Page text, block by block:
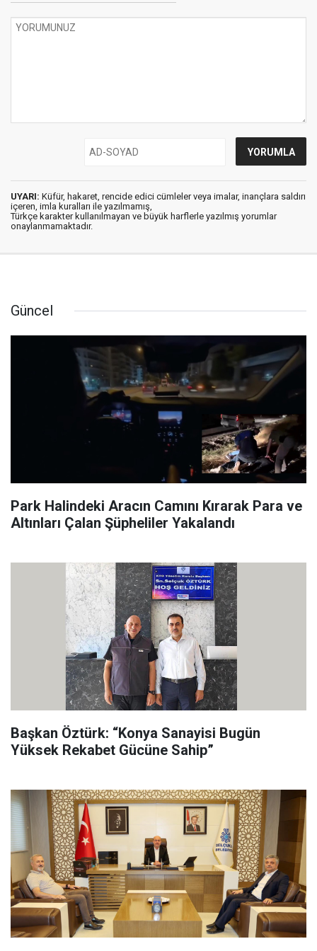
UYARI: Küfür, hakaret, rencide edici cümleler veya imalar, inançlara saldırı
içeren, imla kuralları ile yazılmamış,
Türkçe karakter kullanılmayan ve büyük harflerle yazılmış yorumlar
onaylanmamaktadır.
Güncel
Park Halindeki Aracın Camını Kırarak Para ve
Altınları Çalan Şüpheliler Yakalandı
Başkan Öztürk: “Konya Sanayisi Bugün
Yüksek Rekabet Gücüne Sahip”